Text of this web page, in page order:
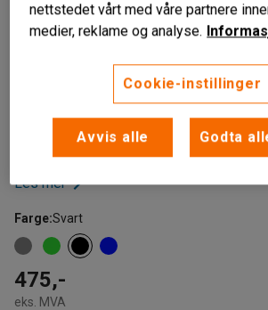
Flere farger å velge mellom
Enklere avfallshåndtering
avfallshåndtering.
Les mer
Farge:Svart
475,-
eks. MVA
nettstedet vårt med våre partnere
medier, reklame og analyse.
Cookie-instillinger
Avvis alle Godta